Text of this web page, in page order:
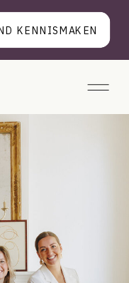
KENNISMAKEN